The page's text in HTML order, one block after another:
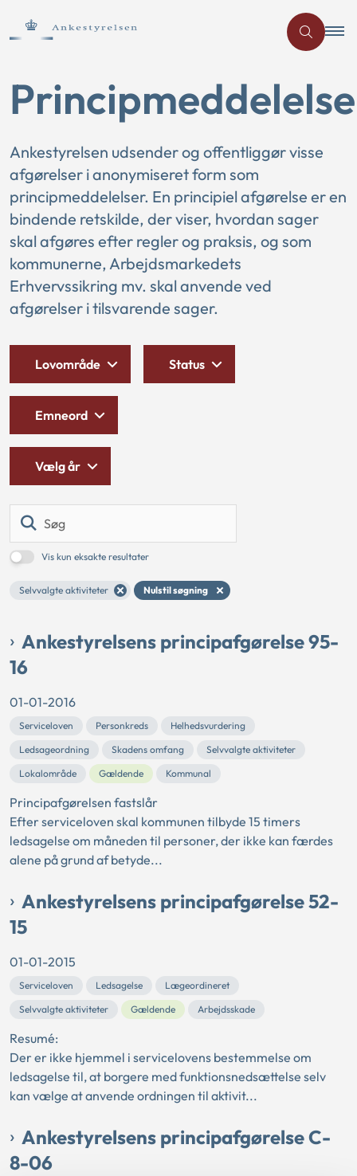
Ankestyrelsen udsender og offentliggør visse
afgørelser i anonymiseret form som
principmeddelelser. En principiel afgørelse er en
bindende retskilde, der viser, hvordan sager
skal afgøres efter regler og praksis, og som
kommunerne, Arbejdsmarkedets
Erhvervssikring mv. skal anvende ved
afgørelser i tilsvarende sager.
Vis kun eksakte resultater
Selvvalgte aktiviteter Nulstil søgning
Lovområde Status
Emneord
Vælg år
Ankestyrelsens principafgørelse 95-
16
01-01-2016
Serviceloven Personkreds
Helhedsvurdering
Ledsageordning
Skadens omfang
Selvvalgte aktiviteter
Lokalområde
Gældende Kommunal
Principafgørelsen fastslår
Efter serviceloven skal kommunen tilbyde 15 timers
ledsagelse om måneden til personer, der ikke kan færdes
alene på grund af betyde...
Ankestyrelsens principafgørelse 52-
15
01-01-2015
Serviceloven Ledsagelse
Lægeordineret
Selvvalgte aktiviteter
Gældende Arbejdsskade
Resumé:
Der er ikke hjemmel i servicelovens bestemmelse om
ledsagelse til, at borgere med funktionsnedsættelse selv
kan vælge at anvende ordningen til aktivit...
Ankestyrelsens principafgørelse C-
8-06